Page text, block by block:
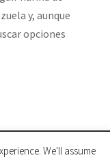
y, aunque
opciones
We'll assume